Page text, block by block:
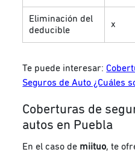
Eliminación del
deducible
x
Te puede interesar:
Seguros de Auto ¿Cuáles
Coberturas de
autos en Puebla
En el caso de miituo, te